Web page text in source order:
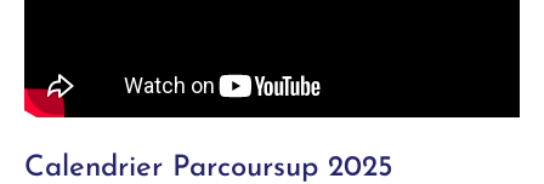
Calendrier Parcoursup 2025